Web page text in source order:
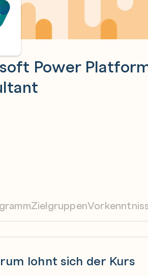
Power
Zielgruppen
lohnt sich der Kurs